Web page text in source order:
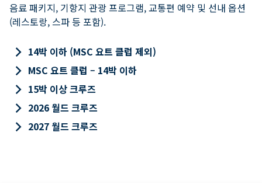
음료 패키지, 기항지 관광 프로그램, 교통편 예약 및 선내 옵션
(레스토랑, 스파 등 포함).
keyboard_arrow_right 14박 이하 (MSC 요트 클럽 제외)
keyboard_arrow_right MSC 요트 클럽 – 14박 이하
keyboard_arrow_right 15박 이상 크루즈
keyboard_arrow_right 2026 월드 크루즈
keyboard_arrow_right 2027 월드 크루즈